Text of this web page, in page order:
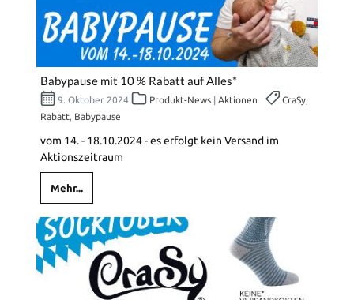
Babypause mit 10 % Rabatt auf Alles*
9. Oktober 2024 Produkt-News| Aktionen CraSy,
Rabatt, Babypause
vom 14. - 18.10.2024 - es erfolgt kein Versand im
Aktionszeitraum
Mehr...